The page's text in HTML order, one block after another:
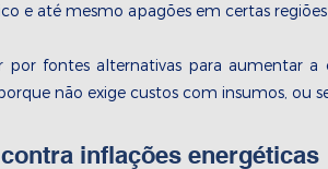
e até mesmo apagões em certas
fontes alternativas para aumentar a
não exige custos com insumos, ou
inflações energéticas